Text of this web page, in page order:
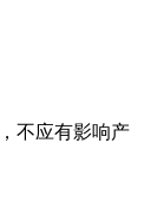
不应有影响产